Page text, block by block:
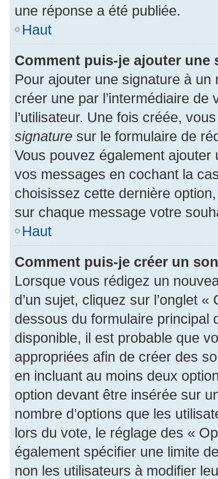
une réponse a été publiée.
Haut
Comment puis-je ajouter une
Pour ajouter une signature à un
créer une par l’intermédiaire
l’utilisateur. Une fois créée,
signature sur le formulaire de
Vous pouvez également
vos messages en cochant la
choisissez cette dernière
sur chaque message votre
Haut
Comment puis-je créer un
Lorsque vous rédigez un
d’un sujet, cliquez sur l’onglet
dessous du formulaire principal
disponible, il est probable que
appropriées afin de créer des
en incluant au moins deux
option devant être insérée sur
nombre d’options que les
lors du vote, le réglage des «
également spécifier une limite
non les utilisateurs à modifier